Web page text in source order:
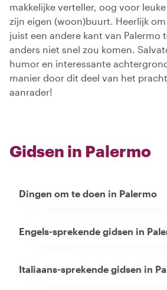
makkelijke verteller, oog voor
zijn eigen (woon)buurt. Heerlijk
juist een andere kant van Palermo
anders niet snel zou komen.
humor en interessante
manier door dit deel van het
aanrader!
Gidsen in Palermo
Dingen om te doen in Palermo
Engels-sprekende gidsen in
Italiaans-sprekende gidsen in